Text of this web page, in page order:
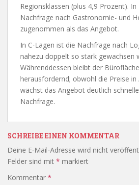
Regionsklassen (plus 4,9 Prozent).
Nachfrage nach Gastronomie- und
zugenommen als das Angebot.
In C-Lagen ist die Nachfrage nach
nahezu doppelt so stark gewachsen
Währenddessen bleibt der
herausfordernd; obwohl die Preise in
wächst das Angebot deutlich
Nachfrage.
SCHREIBE EINEN KOMMENTAR
Deine E-Mail-Adresse wird nicht
Felder sind mit * markiert
Kommentar *